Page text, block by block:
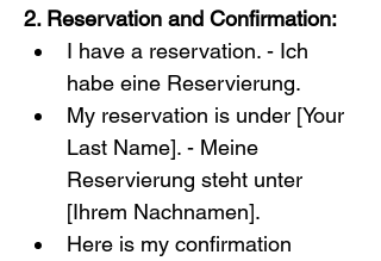
2. Reservation and Confirmation:
I have a reservation. - Ich
habe eine Reservierung.
My reservation is under [Your
Last Name]. - Meine
Reservierung steht unter
[Ihrem Nachnamen].
Here is my confirmation